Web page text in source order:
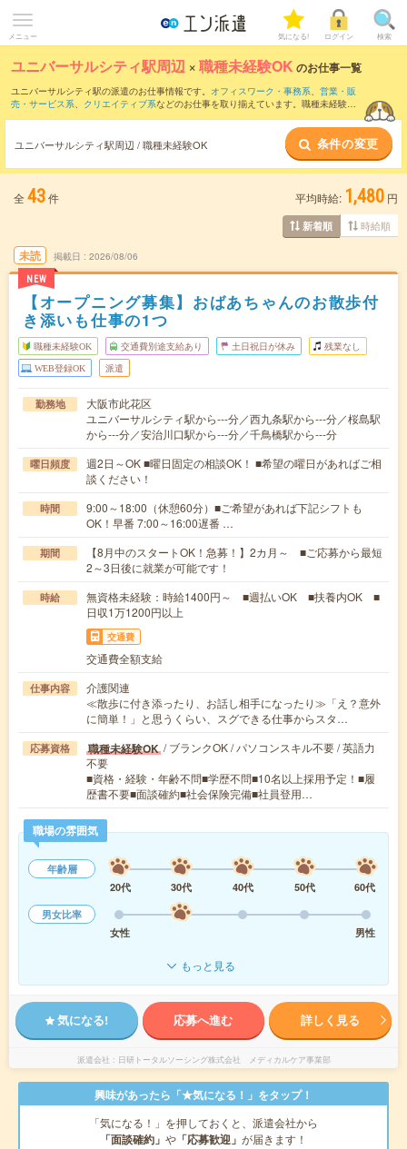
メニュー 気になる! ログイン 検索
ユニバーサルシティ駅周辺 ×職種未経験OK のお仕事一覧
ユニバーサルシティ駅の派遣のお仕事情報です。 オフィスワーク・事務系、 営業・販
売・サービス系、 クリエイティブ系などのお仕事を取り揃えています。職種未経験OK
ユニバーサルシティ駅周辺 / 職種未経験OK 条件の変更
全 43件 平均時給: 1,480 円
新着順 時給順
未読
NEW
掲載日 2026/08/06
【オープニング募集】おばあちゃんのお散歩付
き添いも仕事の1つ
職種未経験OK 交通費別途支給あり 土日祝日が休み 残業なし
WEB登録OK 派遣
勤務地
大阪市此花区
ユニバーサルシティ駅から---分／西九条駅から---分／桜島駅
から---分／安治川口駅から---分／千鳥橋駅から---分
曜日頻度
週2日～OK ■曜日固定の相談OK！ ■希望の曜日があればご相
談ください！
時間
9:00～18:00（休憩60分）■ご希望があれば下記シフトも
OK！早番 7:00～16:00遅番 …
期間
【8月中のスタートOK！急募！】2カ月～ ■ご応募から最短
2～3日後に就業が可能です！
時給
無資格未経験：時給1400円～ ■週払いOK ■扶養内OK ■
日収1万1200円以上
交通費
交通費全額支給
仕事内容
介護関連
≪散歩に付き添ったり、お話し相手になったり≫「え？意外
に簡単！」と思うくらい、スグできる仕事からスタ…
応募資格 職種未経験OK / ブランクOK / パソコンスキル不要 / 英語力
不要
■資格・経験・年齢不問■学歴不問■10名以上採用予定！■履
歴書不要■面談確約■社会保険完備■社員登用…
職場の雰囲気
年齢層
20代
30代 40代 50代
60代
男女比率
女性
男性
もっと見る
気になる! 応募へ進む 詳しく見る
派遣会社 日研トータルソーシング株式会社 メディカルケア事業部
興味があったら「★気になる！」をタップ！
「気になる！」を押しておくと、派遣会社から
「面談確約」 や 「応募歓迎」 が届きます！